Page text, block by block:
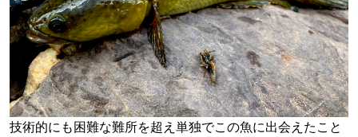
技術的にも困難な難所を超え単独でこの魚に出会えたこと